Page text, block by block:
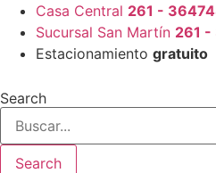
contenido
Casa Central 261 -
Sucursal San Martín 261
Estacionamiento gratuito
Search
Search